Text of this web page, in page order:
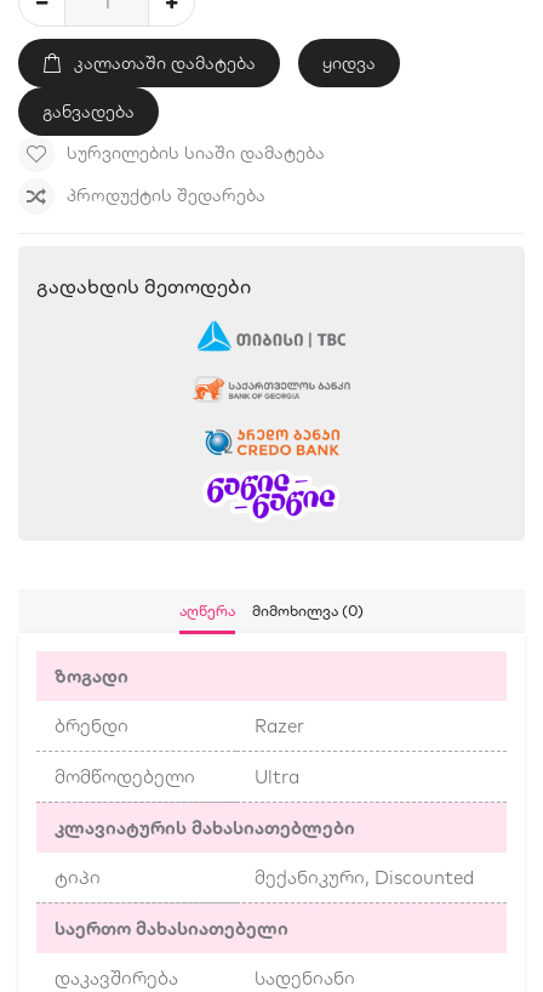
ᲙᲐᲚᲐᲗᲐᲨᲘ ᲓᲐᲛᲐᲢᲔᲑᲐ ყიდვა
განვადება
ᲡᲣᲠᲕᲘᲚᲔᲑᲘᲡ ᲡᲘᲐᲨᲘ ᲓᲐᲛᲐᲢᲔᲑᲐ
ᲞᲠᲝᲓᲣᲥᲢᲘᲡ ᲨᲔᲓᲐᲠᲔᲑᲐ
Გადახდის Მეთოდები
Აღწერა Მიმოხილვა (0)
ზოგადი
ბრენდი Razer
მომწოდებელი Ultra
კლავიატურის მახასიათებლები
ტიპი მექანიკური, Discounted
საერთო მახასიათებელი
დაკავშირება სადენიანი